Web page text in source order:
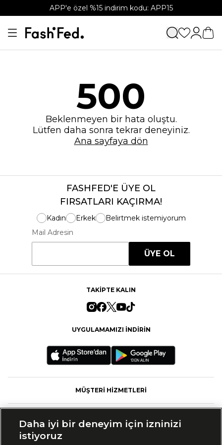
APP'e özel %15 indirim kodu: APP15
500
Beklenmeyen bir hata oluştu.
Lütfen daha sonra tekrar deneyiniz.
Ana sayfaya dön
FASHFED'E ÜYE OL
FIRSATLARI KAÇIRMA!
Kadın Erkek
Belirtmek istemiyorum
Mail Adresin
ÜYE OL
TAKİPTE KALIN
UYGULAMAMIZI İNDİRİN
MÜŞTERİ HİZMETLERİ
Daha iyi bir deneyim için izninizi
istiyoruz